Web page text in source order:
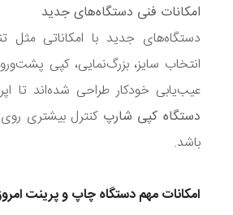
امکانات فنی دستگاه‌های جدید
دستگاه‌های جدید با امکاناتی مثل
انتخاب سایز، بزرگ‌نمایی، کپی
عیب‌یابی خودکار طراحی شده‌اند تا
دستگاه کپی شارپ کنترل بیشتری
باشد.
امکانات مهم دستگاه چاپ و پرینت